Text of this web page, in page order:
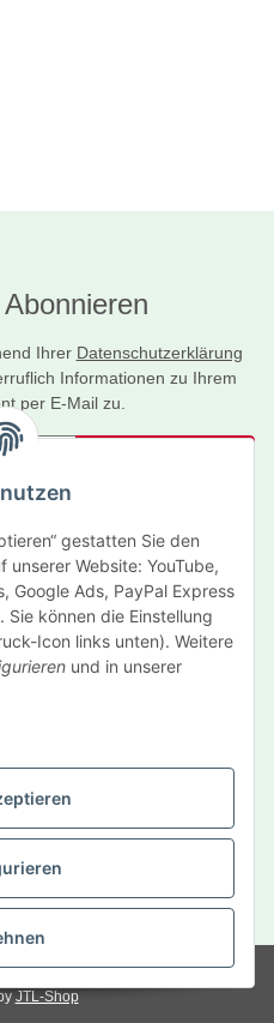
gestatten Sie den
unserer Website: YouTube,
Google Ads, PayPal Express
können die Einstellung
Icon links unten). Weitere
und in unserer
Ihrer Datenschutzerklärung
Informationen zu Ihrem
per E-Mail zu.
JTL-Shop